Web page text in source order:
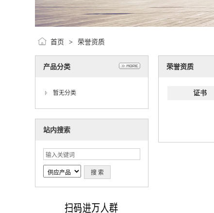
首页 > 荣誉资质
产品分类
暂无分类
站内搜索
荣誉资质
证书